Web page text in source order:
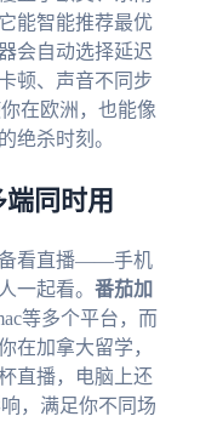
能智能推荐最优
会自动选择延迟
顿、声音不同步
在欧洲，也能像
绝杀时刻。
同时用
备看直播——手机
一起看。 番茄加
等多个平台，而
在加拿大留学，
直播，电脑上还
，满足你不同场